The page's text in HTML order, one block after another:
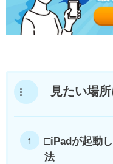
見たい場
□iPadが起動
法